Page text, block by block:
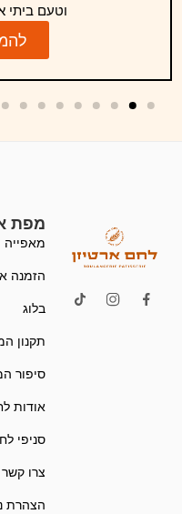
וטעם ביתי
מפת
מאפייה
הזמנה
בלוג
תקנון
סיפור
אודות
סניפי
צרו קשר
הצהרת